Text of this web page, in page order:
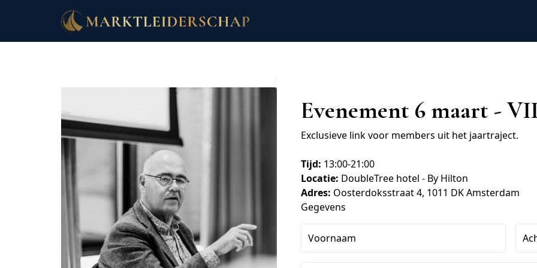
Evenement 6 maart -
Exclusieve link voor members uit het jaartraject.
Tijd: 13:00-21:00
Locatie: DoubleTree hotel - By Hilton
Adres: Oosterdoksstraat 4, 1011 DK Amsterdam
Gegevens
Voornaam